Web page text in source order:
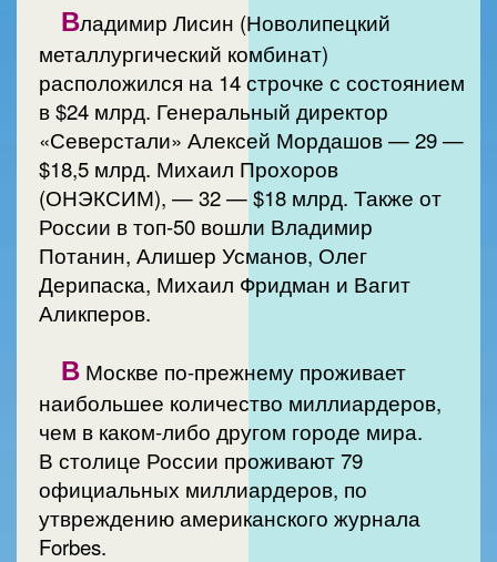
Владимир Лисин (Новолипецкий
металлургический комбинат)
расположился на 14 строчке с состоянием
в $24 млрд. Генеральный директор
«Северстали» Алексей Мордашов — 29 —
$18,5 млрд. Михаил Прохоров
(ОНЭКСИМ), — 32 — $18 млрд. Также от
России в топ-50 вошли Владимир
Потанин, Алишер Усманов, Олег
Дерипаска, Михаил Фридман и Вагит
Аликперов.
В Москве по-прежнему проживает
наибольшее количество миллиардеров,
чем в каком-либо другом городе мира.
В столице России проживают 79
официальных миллиардеров, по
утвреждению американского журнала
Forbes.